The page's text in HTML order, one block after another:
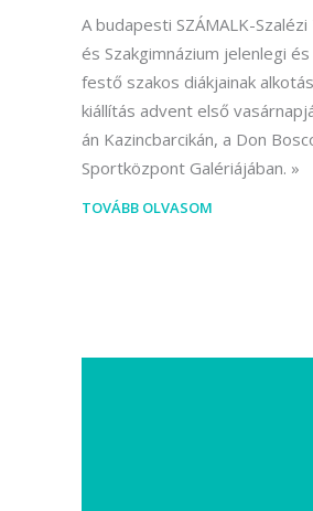
A budapesti SZÁMALK-Szalézi
és Szakgimnázium jelenlegi
festő szakos diákjainak
kiállítás advent első
án Kazincbarcikán, a Don
Sportközpont Galériájában.
TOVÁBB OLVASOM